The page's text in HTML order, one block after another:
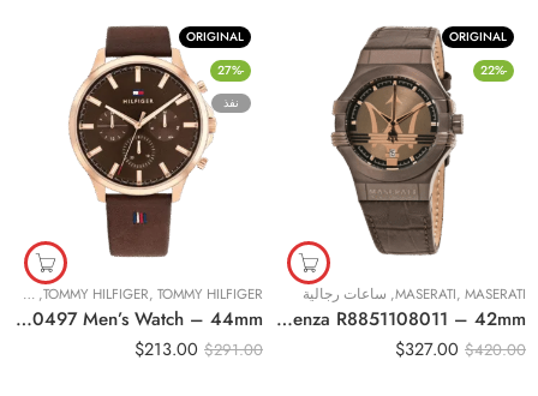
ORIGINAL
-22%
MASERATI, MASERATI
, ساعات رجالية
Original Maserati Watch For Men Potenza R8851108011 – 42mm
$420.00
$327.00
ORIGINAL
-27%
نفذ
TOMMY HILFIGER, TOMMY HILFIGER
,
Original Tommy Hilfiger 1710497 Men’s Watch – 44mm
$291.00
$213.00